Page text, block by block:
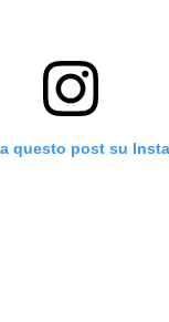
questo post su